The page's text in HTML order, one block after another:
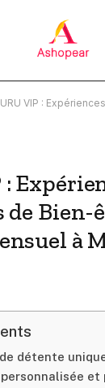
VIP : Expériences Exclusives de
de Bien-
à
détente
personnalisée